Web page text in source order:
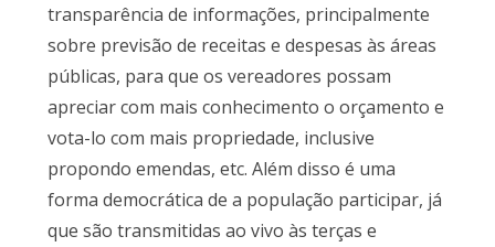
transparência de informações, principalmente
sobre previsão de receitas e despesas às áreas
públicas, para que os vereadores possam
apreciar com mais conhecimento o orçamento e
vota-lo com mais propriedade, inclusive
propondo emendas, etc. Além disso é uma
forma democrática de a população participar, já
que são transmitidas ao vivo às terças e